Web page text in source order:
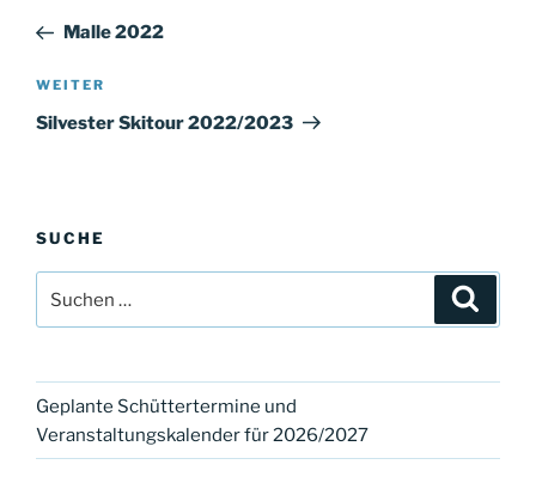
Beitrag
Malle 2022
Nächster
Beitrag
WEITER
Silvester Skitour 2022/2023
SUCHE
nach:
Geplante Schüttertermine und
Veranstaltungskalender für 2026/2027